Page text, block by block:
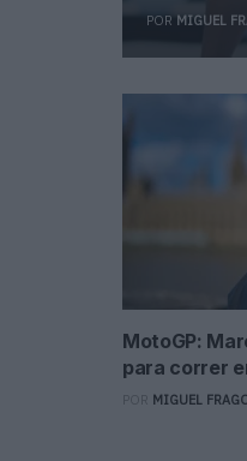
POR MIGUEL
MotoGP:
para correr
MIGUEL